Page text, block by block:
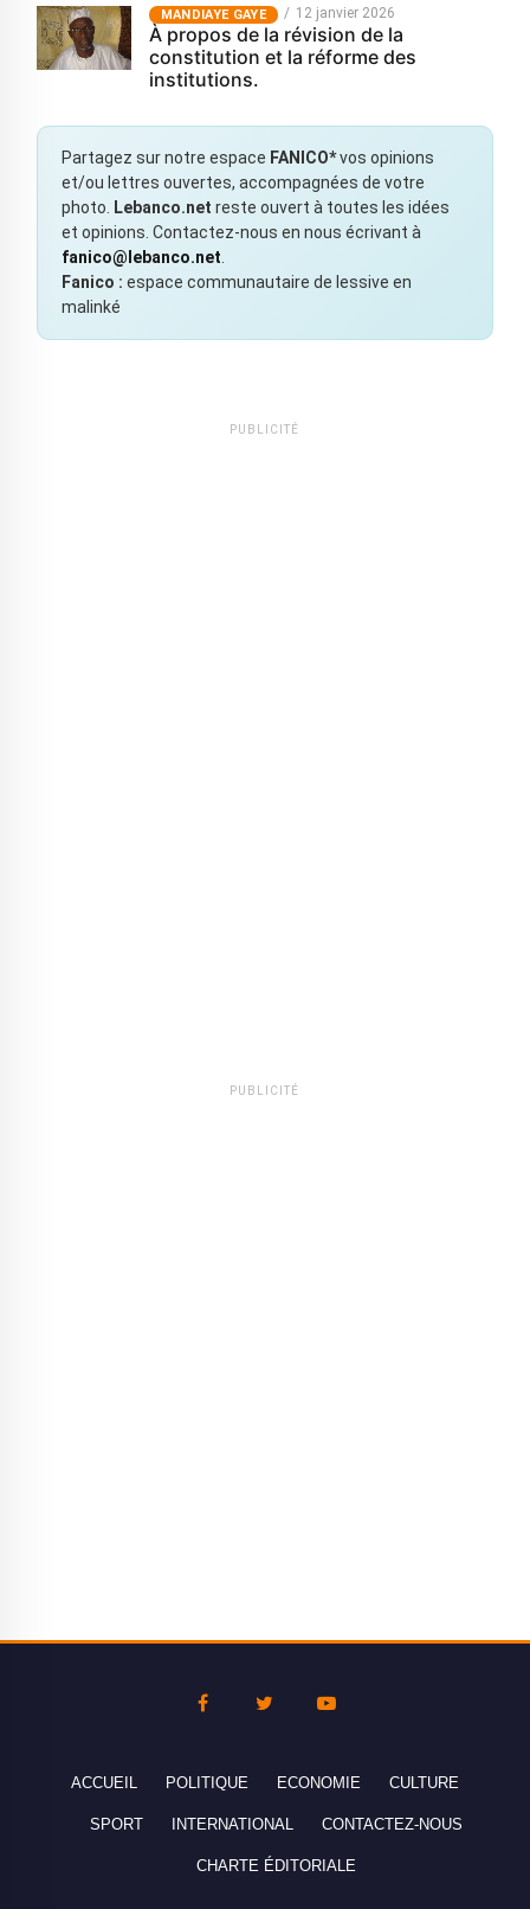
MANDIAYE GAYE 12 janvier 2026
À propos de la révision de la
constitution et la réforme des
institutions.
Partagez sur notre espace FANICO*vos opinions
et/ou lettres ouvertes, accompagnées de votre
photo.
Lebanco.net reste ouvert à toutes les idées
et opinions. Contactez-nous en nous écrivant à
fanico@lebanco.net
Fanico : espace communautaire de lessive en
malinké
PUBLICITÉ
PUBLICITÉ
ACCUEIL POLITIQUE ECONOMIE CULTURE
SPORT INTERNATIONAL CONTACTEZ-NOUS
CHARTE ÉDITORIALE